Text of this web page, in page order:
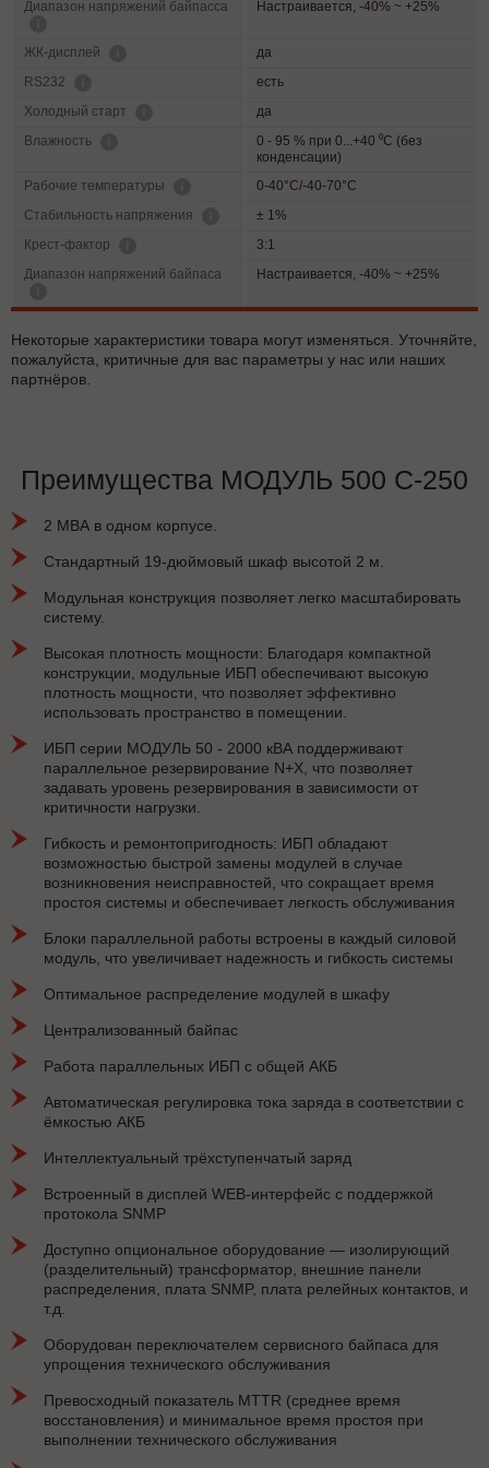
Диапазон напряжений байпасса Настраивается, -40% ~ +25%
ЖК-дисплей
да
RS232
есть
Холодный старт
да
Влажность
0 - 95 % при 0...+40 ⁰С (без
конденсации)
Рабочие температуры
0-40°C/-40-70°C
Cтабильность напряжения
± 1%
Крест-фактор
3:1
Диапазон напряжений байпаса
Настраивается, -40% ~ +25%
Некоторые характеристики товара могут изменяться. Уточняйте,
пожалуйста, критичные для вас параметры у нас или наших
партнёров.
Преимущества МОДУЛЬ 500 С-250
2 МВА в одном корпусе.
Стандартный 19-дюймовый шкаф высотой 2 м.
Модульная конструкция позволяет легко масштабировать
систему.
Высокая плотность мощности: Благодаря компактной
конструкции, модульные ИБП обеспечивают высокую
плотность мощности, что позволяет эффективно
использовать пространство в помещении.
ИБП серии МОДУЛЬ 50 - 2000 кВА поддерживают
параллельное резервирование N+X, что позволяет
задавать уровень резервирования в зависимости от
критичности нагрузки.
Гибкость и ремонтопригодность: ИБП обладают
возможностью быстрой замены модулей в случае
возникновения неисправностей, что сокращает время
простоя системы и обеспечивает легкость обслуживания
Блоки параллельной работы встроены в каждый силовой
модуль, что увеличивает надежность и гибкость системы
Оптимальное распределение модулей в шкафу
Централизованный байпас
Работа параллельных ИБП с общей АКБ
Автоматическая регулировка тока заряда в соответствии с
ёмкостью АКБ
Интеллектуальный трёхступенчатый заряд
Встроенный в дисплей WEB-интерфейс с поддержкой
протокола SNMP
Доступно опциональное оборудование — изолирующий
(разделительный) трансформатор, внешние панели
распределения, плата SNMP, плата релейных контактов, и
т.д.
Оборудован переключателем сервисного байпаса для
упрощения технического обслуживания
Превосходный показатель MTTR (среднее время
восстановления) и минимальное время простоя при
выполнении технического обслуживания